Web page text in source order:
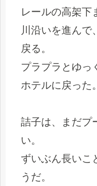
レールの高架下
川沿いを進んで
戻る。
プラプラとゆっ
ホテルに戻った。
詰子は、まだプ
い。
ずいぶん長いこ
うだ。